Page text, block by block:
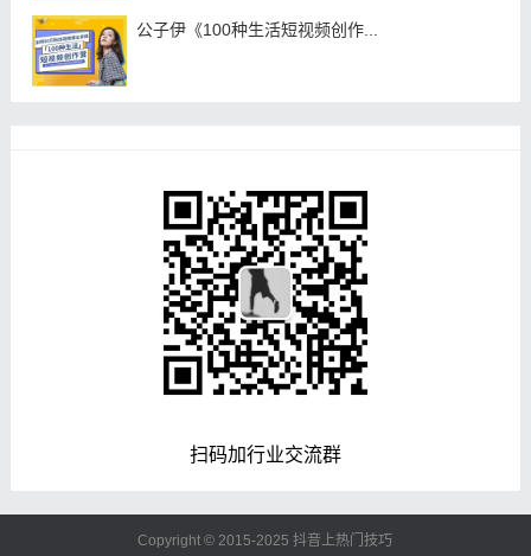
公子伊《100种生活短视频创作...
扫码加行业交流群
Copyright © 2015-2025抖音上热门技巧